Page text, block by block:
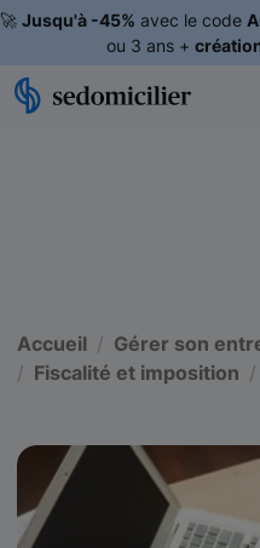
🚀 Jusqu'à -45% avec le code
ou 3 ans +
Accueil
Gérer son
Fiscalité et imposition